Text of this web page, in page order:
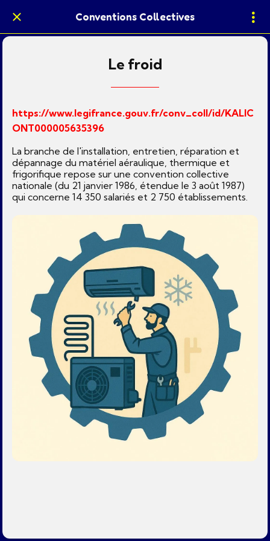
Conventions Collectives
Le froid
https://www.legifrance.gouv.fr/conv_coll/id/KALIC
ONT000005635396
La branche de l'installation, entretien, réparation et
dépannage du matériel aéraulique, thermique et
frigorifique repose sur une convention collective
nationale (du 21 janvier 1986, étendue le 3 août 1987)
qui concerne 14 350 salariés et 2 750 établissements.